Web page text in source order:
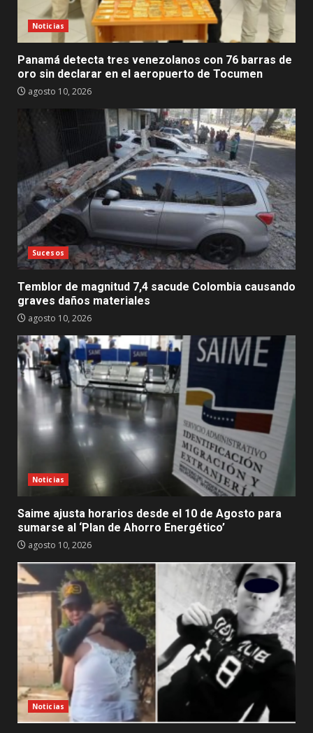
Noticias
Panamá detecta tres venezolanos con 76 barras de
oro sin declarar en el aeropuerto de Tocumen
agosto 10, 2026
Sucesos
Temblor de magnitud 7,4 sacude Colombia causando
graves daños materiales
agosto 10, 2026
Noticias
Saime ajusta horarios desde el 10 de Agosto para
sumarse al ‘Plan de Ahorro Energético’
agosto 10, 2026
Noticias